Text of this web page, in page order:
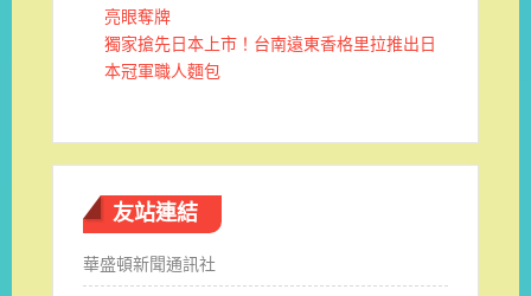
亮眼奪牌
獨家搶先日本上市！台南遠東香格里拉推出日
本冠軍職人麵包
友站連結
華盛頓新聞通訊社